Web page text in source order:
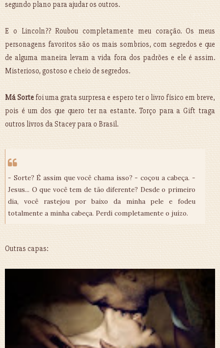
segundo plano para ajudar os outros.
E o Lincoln?? Roubou completamente meu coração. Os meus
personagens favoritos são os mais sombrios, com segredos e que
de alguma maneira levam a vida fora dos padrões e ele é assim.
Misterioso, gostoso e cheio de segredos.
Má Sortefoi uma grata surpresa e espero ter o livro físico em breve,
pois é um dos que quero ter na estante. Torço para a Gift traga
outros livros da Stacey para o Brasil.
- Sorte? É assim que você chama isso? - coçou a cabeça. -
Jesus... O que você tem de tão diferente? Desde o primeiro
dia, você rastejou por baixo da minha pele e fodeu
totalmente a minha cabeça. Perdi completamente o juízo.
Outras capas: